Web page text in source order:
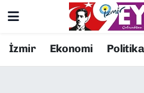
İzmir Ekonomi Politika
Resmi İlanlar
Konak Nöbetçi